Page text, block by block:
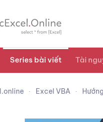
Series bài viết Tài
Excel VBA